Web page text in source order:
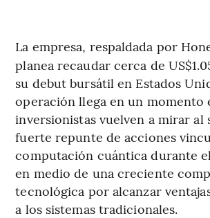
La empresa, respaldada por
planea recaudar cerca de
su debut bursátil en Estados
operación llega en un momento
inversionistas vuelven a mirar al
fuerte repunte de acciones
computación cuántica durante
en medio de una creciente
tecnológica por alcanzar
a los sistemas tradicionales.